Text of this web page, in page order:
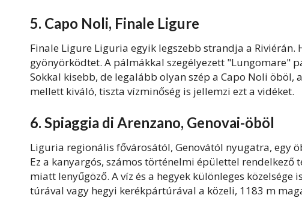
5. Capo Noli, Finale Ligure
Finale Ligure Liguria egyik legszebb strandja a
gyönyörködtet. A pálmákkal szegélyezett "Lungomare"
Sokkal kisebb, de legalább olyan szép a Capo Noli öböl,
mellett kiváló, tiszta vízminőség is jellemzi ezt a vidéket.
6. Spiaggia di Arenzano, Genovai-öböl
Liguria regionális fővárosától, Genovától nyugatra, egy
Ez a kanyargós, számos történelmi épülettel rendelkező
miatt lenyűgöző. A víz és a hegyek különleges
túrával vagy hegyi kerékpártúrával a közeli, 1183 m